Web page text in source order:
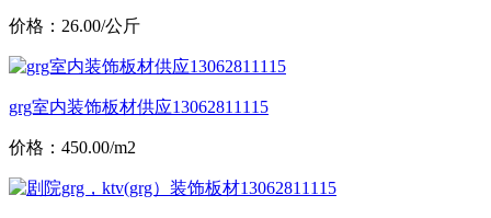
价格：26.00/公斤
grg室内装饰板材供应13062811115
价格：450.00/m2